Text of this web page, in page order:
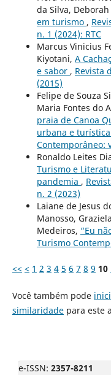
da Silva,
em turismo ,
n. 1 (2024): RTC
Marcus Vinicius
Kiyotani, A
e sabor , Revista
(2015)
Felipe de Souza
Maria Fontes do
praia de Canoa
urbana e turística
Contemporâneo:
Ronaldo Leites
Turismo e
pandemia ,
n. 2 (2023)
Laiane de Jesus
Manosso,
Medeiros, “Eu
Turismo
<< < 1 2 3 4 5 6 7 8 9 10
Você também pode
similaridadepara este
e-ISSN: 2357-8211